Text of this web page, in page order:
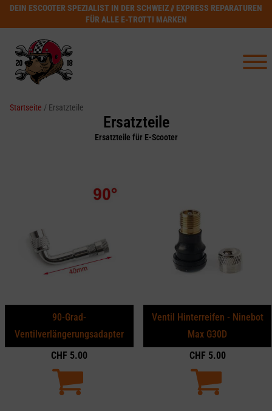
DEIN ESCOOTER SPEZIALIST IN DER SCHWEIZ // EXPRESS REPARATUREN
FÜR ALLE E-TROTTI MARKEN
Startseite / Ersatzteile
Ersatzteile
Ersatzteile für E-Scooter
90-Grad-
Ventilverlängerungsadapter
CHF 5.00
Ventil Hinterreifen - Ninebot
Max G30D
CHF 5.00